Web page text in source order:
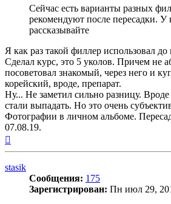
Сейчас есть варианты разных
рекомендуют после пересадки. У
рассказывайте
Я как раз такой филлер использовал до
Сделал курс, это 5 уколов. Причем не
посоветовал знакомый, через него и
корейский, вроде, препарат.
Ну... Не заметил сильно разницу.
стали выпадать. Но это очень
Фотографии в личном альбоме.
07.08.19.
stasik
Сообщения: 175
Зарегистрирован: Пн июл 29,